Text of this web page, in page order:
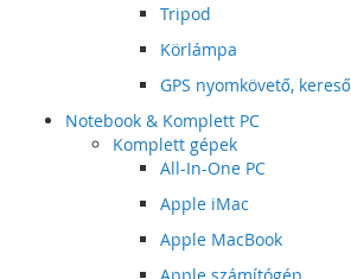
Tripod
Körlámpa
GPS nyomkövető, kereső
Notebook & Komplett PC
Komplett gépek
All-In-One PC
Apple iMac
Apple MacBook